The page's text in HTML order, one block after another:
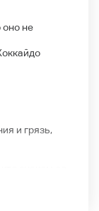
оно не
и грязь,